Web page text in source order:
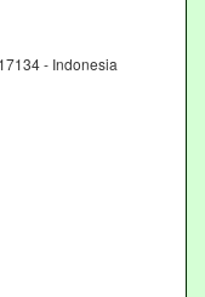
- Indonesia